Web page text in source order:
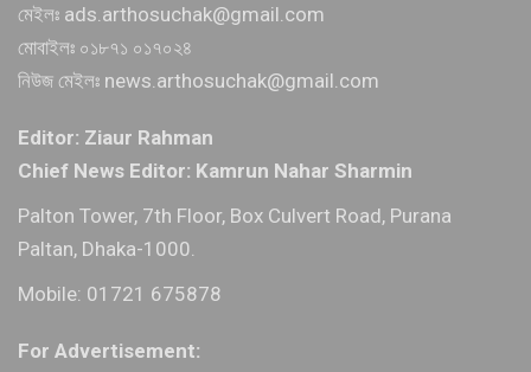
মেইলঃ ads.arthosuchak@gmail.com
মোবাইলঃ ০১৮৭১ ০১৭০২৪
নিউজ মেইলঃ news.arthosuchak@gmail.com
Editor: Ziaur Rahman
Chief News Editor: Kamrun Nahar Sharmin
Palton Tower, 7th Floor, Box Culvert Road, Purana
Paltan, Dhaka-1000.
Mobile: 01721 675878
For Advertisement: